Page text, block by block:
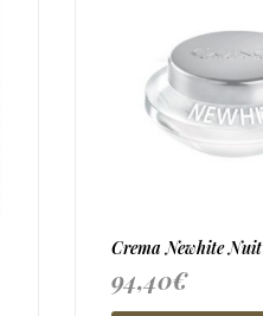
Crema Newhite Nuit
94,40€